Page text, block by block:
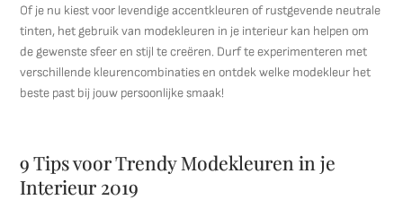
Of je nu kiest voor levendige accentkleuren of rustgevende neutrale
tinten, het gebruik van modekleuren in je interieur kan helpen om
de gewenste sfeer en stijl te creëren. Durf te experimenteren met
verschillende kleurencombinaties en ontdek welke modekleur het
beste past bij jouw persoonlijke smaak!
9 Tips voor Trendy Modekleuren in je
Interieur 2019